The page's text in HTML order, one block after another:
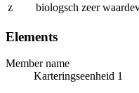
z
biologsch zeer
Elements
Member name
Karteringseenheid 1